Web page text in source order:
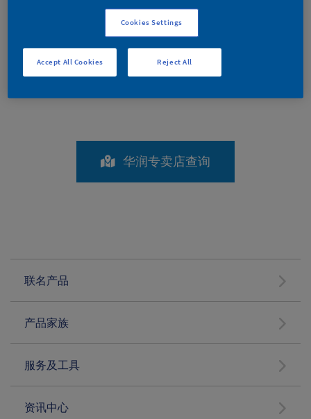
墙面漆产品分类
华润专卖店查询
联名产品
产品家族
服务及工具
资讯中心
Cookies Settings
Reject All
Accept All Cookies